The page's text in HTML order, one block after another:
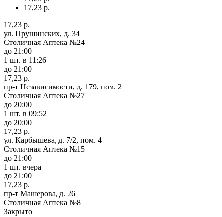
17,23 р.
17,23 р.
ул. Прушинских, д. 34
Столичная Аптека №24
до 21:00
1 шт. в 11:26
до 21:00
17,23 р.
пр-т Независимости, д. 179, пом. 2
Столичная Аптека №27
до 20:00
1 шт. в 09:52
до 20:00
17,23 р.
ул. Карбышева, д. 7/2, пом. 4
Столичная Аптека №15
до 21:00
1 шт. вчера
до 21:00
17,23 р.
пр-т Машерова, д. 26
Столичная Аптека №8
Закрыто